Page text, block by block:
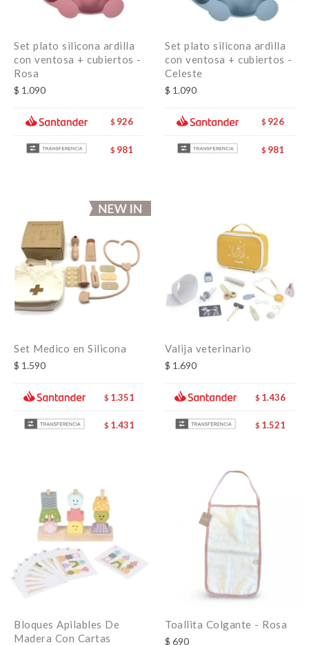
Set plato silicona ardilla
con ventosa + cubiertos -
Rosa
$ 1.090
$ 926
$ 981
Set plato silicona ardilla
con ventosa + cubiertos -
Celeste
$ 1.090
$ 926
$ 981
Set Medico en Silicona
$ 1.590
$ 1.351
$ 1.431
Valija veterinario
$ 1.690
$ 1.436
$ 1.521
Bloques Apilables De
Madera Con Cartas
Toallita Colgante - Rosa
$ 690